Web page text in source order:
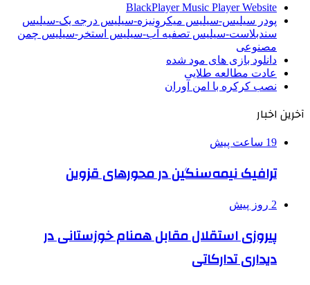
BlackPlayer Music Player Website
پودر سیلیس-سیلیس میکرونیزه-سیلیس درجه یک-سیلیس
سندبلاست-سیلیس تصفیه آب-سیلیس استخر-سیلیس چمن
مصنوعی
دانلود بازی های مود شده
عادت مطالعه طلایی
نصب کرکره با امن آوران
آخرین اخبار
19 ساعت پیش
ترافیک نیمه‌سنگین در محورهای قزوین
2 روز پیش
پیروزی استقلال مقابل همنام خوزستانی در
دیداری تدارکاتی